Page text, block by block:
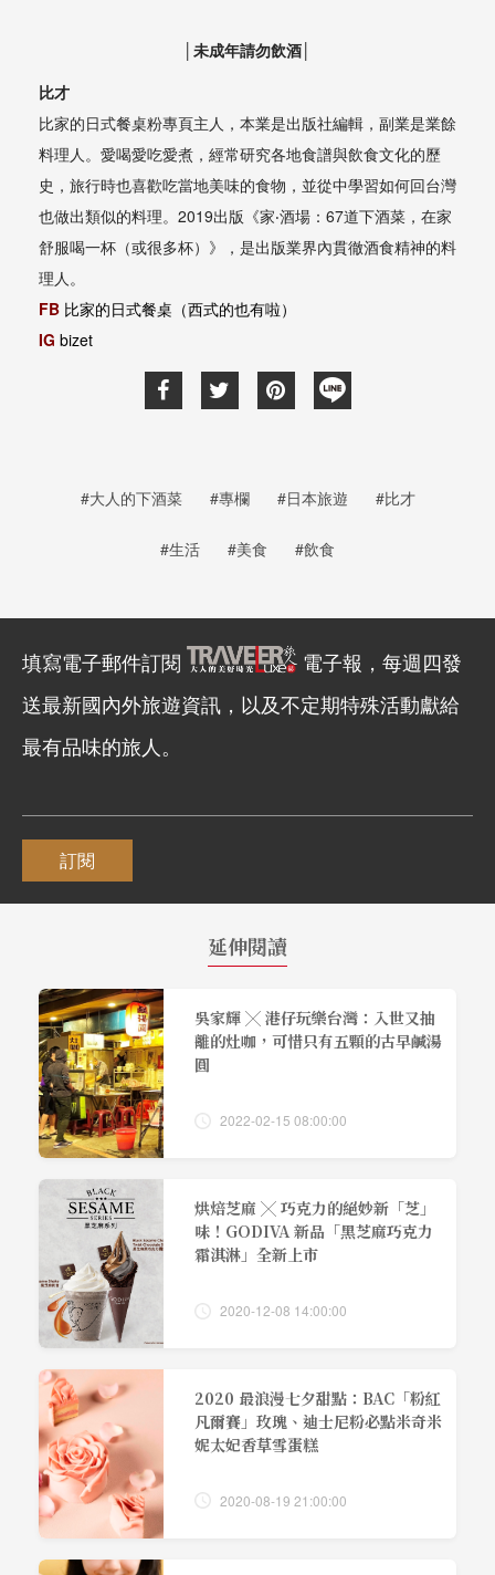
│未成年請勿飲酒│
比才
比家的日式餐桌粉專頁主人，本業是出版社編輯，副業是業餘
料理人。愛喝愛吃愛煮，經常研究各地食譜與飲食文化的歷
史，旅行時也喜歡吃當地美味的食物，並從中學習如何回台灣
也做出類似的料理。2019出版《家‧酒場：67道下酒菜，在家
舒服喝一杯（或很多杯）》，是出版業界內貫徹酒食精神的料
理人。
FB 比家的日式餐桌（西式的也有啦）
IG bizet
#大人的下酒菜 #專欄 #日本旅遊 #比才
#生活 #美食 #飲食
填寫電子郵件訂閱
電子報，每週四發
送最新國內外旅遊資訊，以及不定期特殊活動獻給
最有品味的旅人。
訂閱
延伸閱讀
吳家輝 ╳ 港仔玩樂台灣：入世又抽
離的灶咖，可惜只有五顆的古早鹹湯
圓
2022-02-15 08:00:00
烘焙芝麻 ╳ 巧克力的絕妙新「芝」
味！GODIVA 新品「黑芝麻巧克力
霜淇淋」全新上市
2020-12-08 14:00:00
2020 最浪漫七夕甜點：BAC「粉紅
凡爾賽」玫瑰、迪士尼粉必點米奇米
妮太妃香草雪蛋糕
2020-08-19 21:00:00